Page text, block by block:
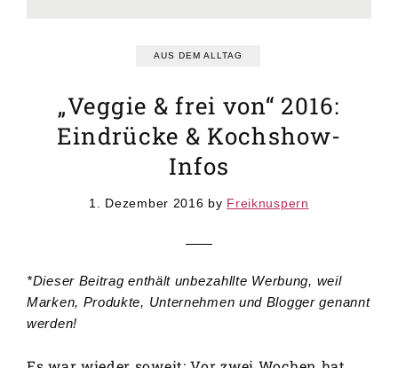
AUS DEM ALLTAG
„Veggie & frei von“ 2016:
Eindrücke & Kochshow-
Infos
1. Dezember 2016 by Freiknuspern
*Dieser Beitrag enthält unbezahllte Werbung, weil
Marken, Produkte, Unternehmen und Blogger genannt
werden!